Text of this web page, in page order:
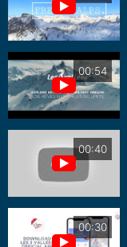
00:54
00:40
00:30